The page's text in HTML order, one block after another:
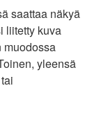
saattaa näkyä
liitetty kuva
muodossa
yleensä